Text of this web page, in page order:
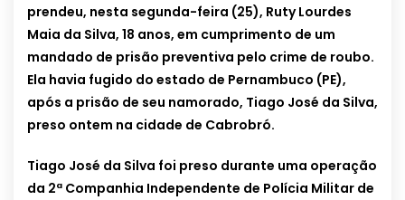
prendeu, nesta segunda-feira (25), Ruty Lourdes
Maia da Silva, 18 anos, em cumprimento de um
mandado de prisão preventiva pelo crime de roubo.
Ela havia fugido do estado de Pernambuco (PE),
após a prisão de seu namorado, Tiago José da Silva,
preso ontem na cidade de Cabrobró.
Tiago José da Silva foi preso durante uma operação
da 2ª Companhia Independente de Polícia Militar de